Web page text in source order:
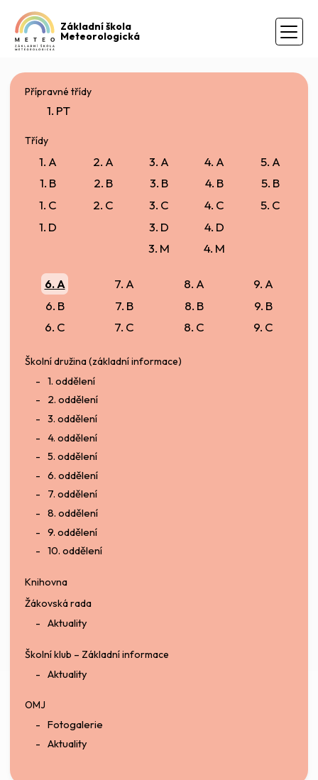
Základní škola
Meteorologická
Přípravné třídy
1. PT
Třídy
1. A
1. B
1. C
1. D
2. A
2. B
2. C
3. A
3. B
3. C
3. D
3. M
4. A
4. B
4. C
4. D
4. M
5. A
5. B
5. C
6. A
6. B
6. C
7. A
7. B
7. C
8. A
8. B
8. C
9. A
9. B
9. C
Školní družina (základní informace)
1. oddělení
2. oddělení
3. oddělení
4. oddělení
5. oddělení
6. oddělení
7. oddělení
8. oddělení
9. oddělení
10. oddělení
Knihovna
Žákovská rada
Aktuality
Školní klub – Základní informace
Aktuality
OMJ
Fotogalerie
Aktuality